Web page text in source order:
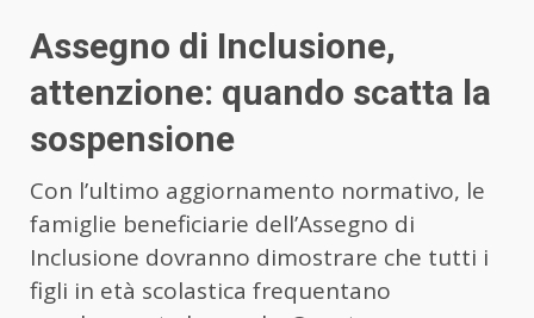
Assegno di Inclusione,
attenzione: quando scatta la
sospensione
Con l’ultimo aggiornamento normativo, le
famiglie beneficiarie dell’Assegno di
Inclusione dovranno dimostrare che tutti i
figli in età scolastica frequentano